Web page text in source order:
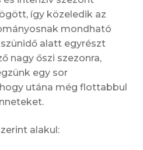
így közeledik az
mondható
alatt egyrészt
nagy őszi szezonra,
egy sor
utána még flottabbul
alakul: